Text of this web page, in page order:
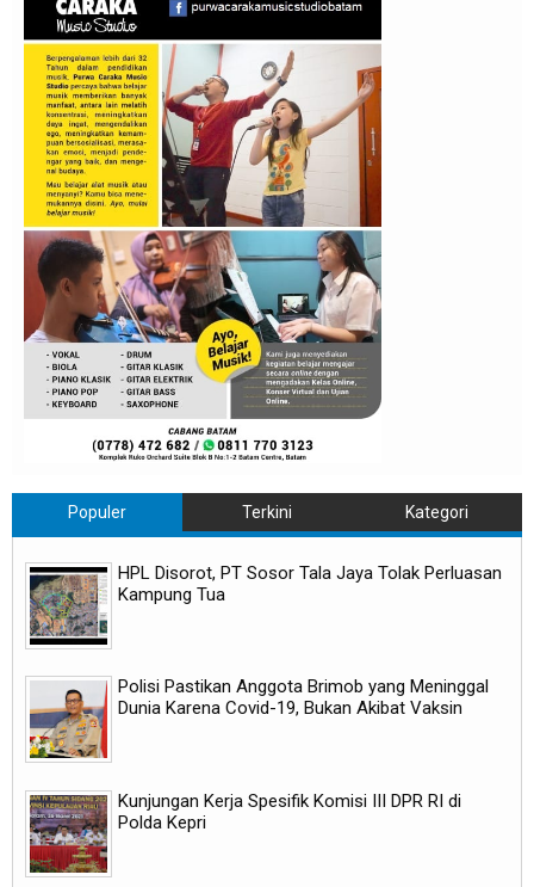
Populer Terkini Kategori
HPL Disorot, PT Sosor Tala Jaya Tolak Perluasan
Kampung Tua
Polisi Pastikan Anggota Brimob yang Meninggal
Dunia Karena Covid-19, Bukan Akibat Vaksin
Kunjungan Kerja Spesifik Komisi III DPR RI di
Polda Kepri